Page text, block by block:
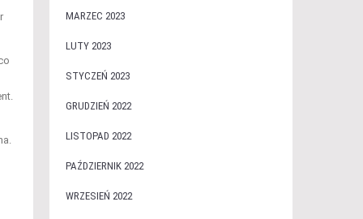
MARZEC 2023
LUTY 2023
STYCZEŃ 2023
GRUDZIEŃ 2022
LISTOPAD 2022
PAŹDZIERNIK 2022
WRZESIEŃ 2022